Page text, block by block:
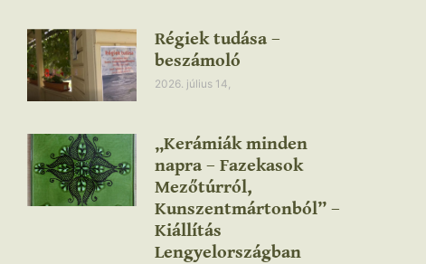
Régiek tudása –
beszámoló
2026. július 14,
„Kerámiák minden
napra – Fazekasok
Mezőtúrról,
Kunszentmártonból” –
Kiállítás
Lengyelországban